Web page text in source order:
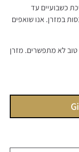
כשבועיים עד
לכם 30 לילות להתנסות במזרן. אנו שואפים
טוב לא מתפשרים. מזרן